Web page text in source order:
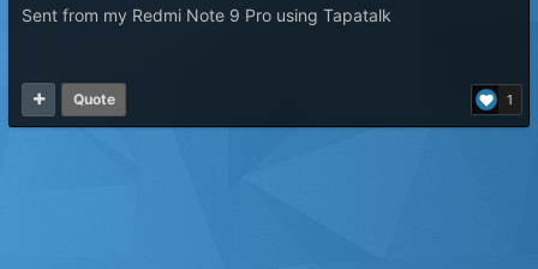
Sent from my Redmi Note 9 Pro using Tapatalk
1
Quote